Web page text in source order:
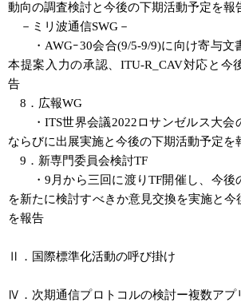
動向の調査検討と今後の下期活動予定を報
－ミリ波通信SWG－
・AWGｰ30会合(9/5-9/9)に向け寄与文
本提案入力の承認、ITU-R_CAV対応と今
告
8．広報WG
・ITS世界会議2022ロサンゼルス大会
ならびに出展実施と今後の下期活動予定を
9．新専門委員会検討TF
・9月から三回に渡りTF開催し、今後
を新たに検討すべきか意見交換を実施と今
を報告
Ⅱ．国際標準化活動の呼び掛け
Ⅳ．次期通信プロトコルの検討ー複数アプ